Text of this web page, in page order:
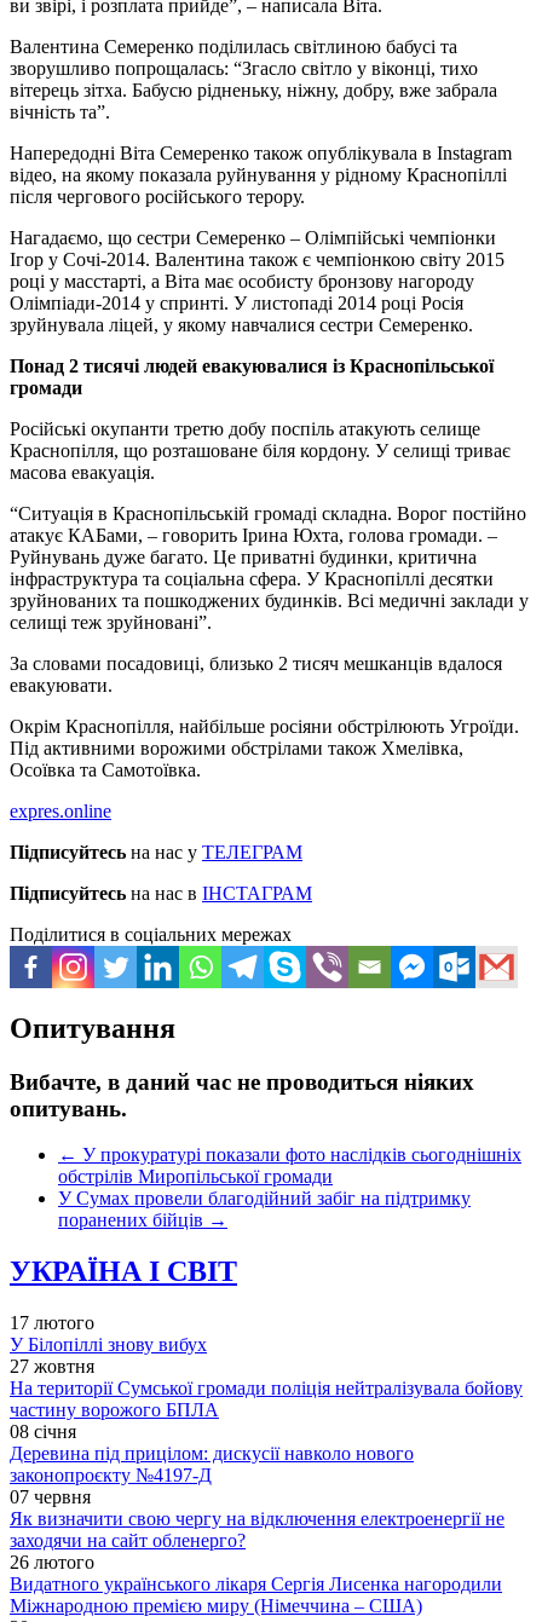
ви звірі, і розплата прийде”, – написала Віта.
Валентина Семеренко поділилась світлиною бабусі та
зворушливо попрощалась: “Згасло світло у віконці, тихо
вітерець зітха. Бабусю рідненьку, ніжну, добру, вже забрала
вічність та”.
Напередодні Віта Семеренко також опублікувала в Instagram
відео, на якому показала руйнування у рідному Краснопіллі
після чергового російського терору.
Нагадаємо, що сестри Семеренко – Олімпійські чемпіонки
Ігор у Сочі-2014. Валентина також є чемпіонкою світу 2015
році у масстарті, а Віта має особисту бронзову нагороду
Олімпіади-2014 у спринті. У листопаді 2014 році Росія
зруйнувала ліцей, у якому навчалися сестри Семеренко.
Понад 2 тисячі людей евакуювалися із Краснопільської
громади
Російські окупанти третю добу поспіль атакують селище
Краснопілля, що розташоване біля кордону. У селищі триває
масова евакуація.
“Ситуація в Краснопільській громаді складна. Ворог постійно
атакує КАБами, – говорить Ірина Юхта, голова громади. –
Руйнувань дуже багато. Це приватні будинки, критична
інфраструктура та соціальна сфера. У Краснопіллі десятки
зруйнованих та пошкоджених будинків. Всі медичні заклади у
селищі теж зруйновані”.
За словами посадовиці, близько 2 тисяч мешканців вдалося
евакуювати.
Окрім Краснопілля, найбільше росіяни обстрілюють Угроїди.
Під активними ворожими обстрілами також Хмелівка,
Осоївка та Самотоївка.
expres.online
Підписуйтесь на нас у ТЕЛЕГРАМ
Підписуйтесь на нас в ІНСТАГРАМ
Поділитися в соціальних мережах
Опитування
Вибачте, в даний час не проводиться ніяких
опитувань.
← У прокуратурі показали фото наслідків сьогоднішніх
обстрілів Миропільської громади
У Сумах провели благодійний забіг на підтримку
поранених бійців →
УКРАЇНА І СВІТ
17 лютого
У Білопіллі знову вибух
27 жовтня
На території Сумської громади поліція нейтралізувала бойову
частину ворожого БПЛА
08 січня
Деревина під прицілом: дискусії навколо нового
законопроєкту №4197-Д
07 червня
Як визначити свою чергу на відключення електроенергії не
заходячи на сайт обленерго?
26 лютого
Видатного українського лікаря Сергія Лисенка нагородили
Міжнародною премією миру (Німеччина – США)